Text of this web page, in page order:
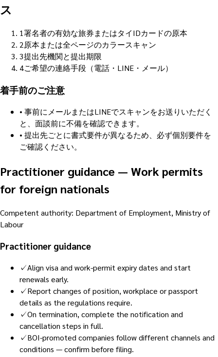
ス
1署名者の有効な旅券またはタイIDカードの原本
2原本または全ページのカラースキャン
3提出先機関と提出期限
4ご希望の連絡手段（電話・LINE・メール）
着手前のご注意
• 事前にメールまたはLINEでスキャンをお送りいただく
と、面談前に不備を確認できます。
• 提出先ごとに書式要件が異なるため、必ず個別要件を
ご確認ください。
Practitioner guidance — Work permits
for foreign nationals
Competent authority: Department of Employment, Ministry of
Labour
Practitioner guidance
✓Align visa and work-permit expiry dates and start
renewals early.
✓Report changes of position, workplace or passport
details as the regulations require.
✓On termination, complete the notification and
cancellation steps in full.
✓BOI-promoted companies follow different channels and
conditions — confirm before filing.